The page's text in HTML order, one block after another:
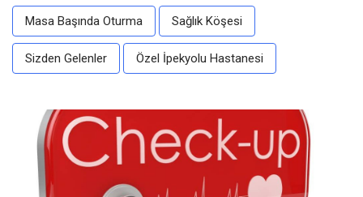
Masa Başında Oturma Sağlık Köşesi
Sizden Gelenler Özel İpekyolu Hastanesi